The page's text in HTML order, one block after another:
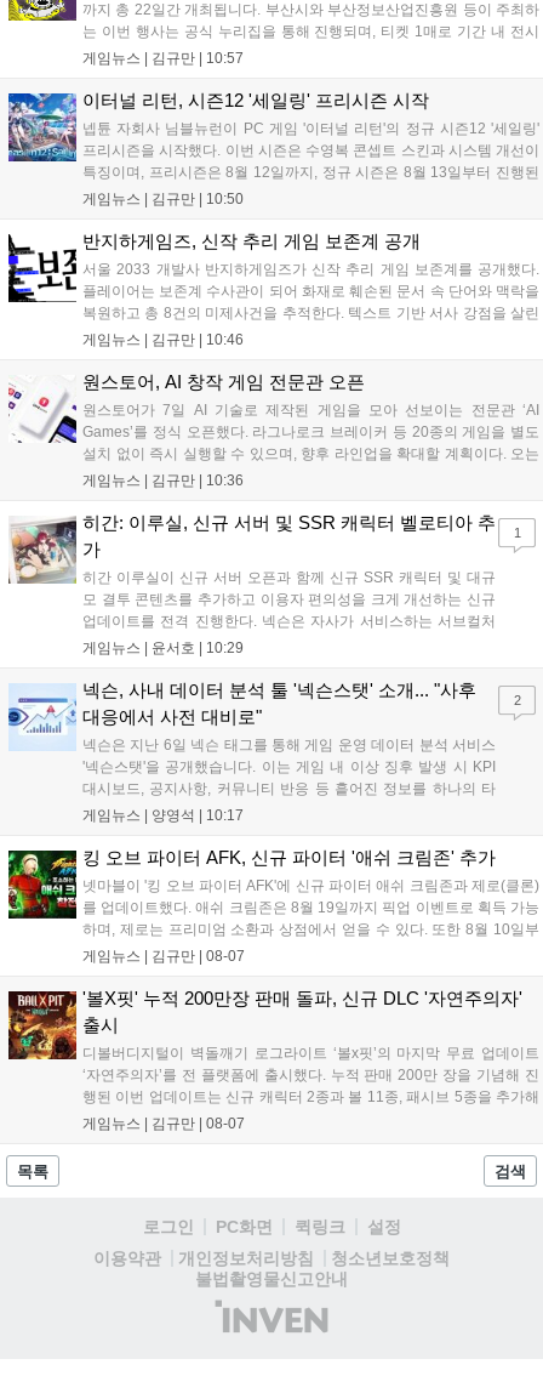
까지 총 22일간 개최됩니다. 부산시와 부산정보산업진흥원 등이 주최하
는 이번 행사는 공식 누리집을 통해 진행되며, 티켓 1매로 기간 내 전시
작을 제한 없이 체험할 수 있습니다. 일반 및 루키 부문 등 다양한 인디게
세계 누구나 참여 가능한 이번 행사는 역대 최대 규모로 열려 인디게임
생태계 확장에 기여할 전망입니다....
게임뉴스 | 김규만 10:57
이터널 리턴, 시즌12 '세일링' 프리시즌 시작
넵튠 자회사 님블뉴런이 PC 게임 '이터널 리턴'의 정규 시즌12 '세일링'
프리시즌을 시작했다. 이번 시즌은 수영복 콘셉트 스킨과 시스템 개선이
특징이며, 프리시즌은 8월 12일까지, 정규 시즌은 8월 13일부터 진행된
다. 실험체 관찰일지 추가와 후반부 전략 강화를 위한 다중 크로노 스피
대를 모으고 있다....
게임뉴스 | 김규만 10:50
반지하게임즈, 신작 추리 게임 보존계 공개
서울 2033 개발사 반지하게임즈가 신작 추리 게임 보존계를 공개했다.
플레이어는 보존계 수사관이 되어 화재로 훼손된 문서 속 단어와 맥락을
복원하고 총 8건의 미제사건을 추적한다. 텍스트 기반 서사 강점을 살린
이번 게임은 정보 조합과 사건 재구성이 핵심이며, 현재 스팀 상점 페이
개발에 박차를 가하고 있다....
게임뉴스 | 김규만 10:46
원스토어, AI 창작 게임 전문관 오픈
원스토어가 7일 AI 기술로 제작된 게임을 모아 선보이는 전문관 ‘AI
Games’를 정식 오픈했다. 라그나로크 브레이커 등 20종의 게임을 별도
설치 없이 즉시 실행할 수 있으며, 향후 라인업을 확대할 계획이다. 오는
11일부터는 게임 실행 시 할인 쿠폰을 지급하는 오픈 기념 이벤트도 진
있는 환경을 조성해 창작자와 이용자 모두에게 새로운 경험을 제공할 것
으로 기대된다....
게임뉴스 | 김규만 10:36
히간: 이루실, 신규 서버 및 SSR 캐릭터 벨로티아 추
가
히간 이루실이 신규 서버 오픈과 함께 신규 SSR 캐릭터 및 대규
모 결투 콘텐츠를 추가하고 이용자 편의성을 크게 개선하는 신규
업데이트를 전격 진행한다. 넥슨은 자사가 서비스하는 서브컬처
게임 히간 이루실에 신규 서버 'world3'을 개설하고 신규 캐릭터
이번 업데이트를 통해 어둠 속 서큐버스...
게임뉴스 | 윤서호 10:29
1
넥슨, 사내 데이터 분석 툴 '넥슨스탯' 소개... "사후
대응에서 사전 대비로"
넥슨은 지난 6일 넥슨 태그를 통해 게임 운영 데이터 분석 서비스
'넥슨스탯'을 공개했습니다. 이는 게임 내 이상 징후 발생 시 KPI
대시보드, 공지사항, 커뮤니티 반응 등 흩어진 정보를 하나의 타
임라인에 연결해 원인을 빠르게 파악하도록 돕는 관제 허브입니
중심의 운영 방식을 사전 대비 체계로 전환하며 데이터 기반의 효
율적인 의사결정을 지원하고 있습니다....
게임뉴스 | 양영석 10:17
2
킹 오브 파이터 AFK, 신규 파이터 '애쉬 크림존' 추가
넷마블이 '킹 오브 파이터 AFK'에 신규 파이터 애쉬 크림존과 제로(클론)
를 업데이트했다. 애쉬 크림존은 8월 19일까지 픽업 이벤트로 획득 가능
하며, 제로는 프리미엄 소환과 상점에서 얻을 수 있다. 또한 8월 10일부
터 14일까지 럭키 엘피 이벤트로 론을, 13일부터 26일까지 트로피칼 아
로 전략적 전투의 재미가 더욱 강화될 것으로 기대된다....
게임뉴스 | 김규만 08-07
'볼X핏' 누적 200만장 판매 돌파, 신규 DLC '자연주의자'
출시
디볼버디지털이 벽돌깨기 로그라이트 ‘볼x핏’의 마지막 무료 업데이트
‘자연주의자’를 전 플랫폼에 출시했다. 누적 판매 200만 장을 기념해 진
행된 이번 업데이트는 신규 캐릭터 2종과 볼 11종, 패시브 5종을 추가해
전략적 재미를 높였다. 게임은 PC와 콘솔, 모바일에서 한글판으로 즐길
라고 밝혀 향후 행보에 기대감을 모으고 있다. 상세 정보는 공식 홈페이
게임뉴스 | 김규만 08-07
목록 검색
로그인 PC화면 퀵링크
설정
이용약관
개인정보처리방침
청소년보호정책
불법촬영물신고안내
(주)
인